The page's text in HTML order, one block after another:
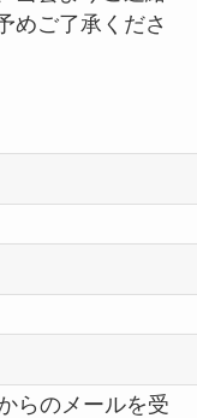
めご了承くださ
らのメールを受